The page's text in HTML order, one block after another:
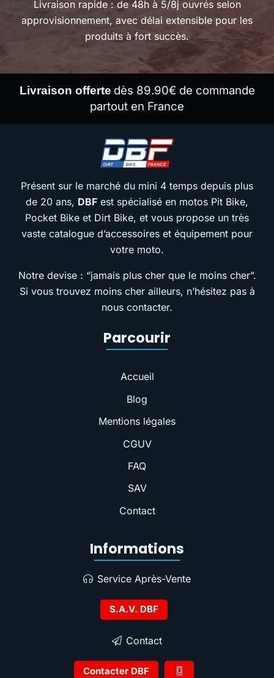
Livraison rapide : de 48h à 5/8j ouvrés selon
approvisionnement, avec délai extensible pour les
produits à fort succès.
Livraison offerte dès 89.90€ de commande
partout en France
Présent sur le marché du mini 4 temps depuis plus
de 20 ans, DBF est spécialisé en motos Pit Bike,
Pocket Bike et Dirt Bike, et vous propose un très
vaste catalogue d’accessoires et équipement pour
votre moto.
Notre devise : “jamais plus cher que le moins cher”.
Si vous trouvez moins cher ailleurs, n’hésitez pas à
nous contacter.
Parcourir
Accueil
Blog
Mentions légales
CGUV
FAQ
SAV
Contact
Informations
Service Après-Vente
S.A.V. DBF
Contact
Contacter DBF